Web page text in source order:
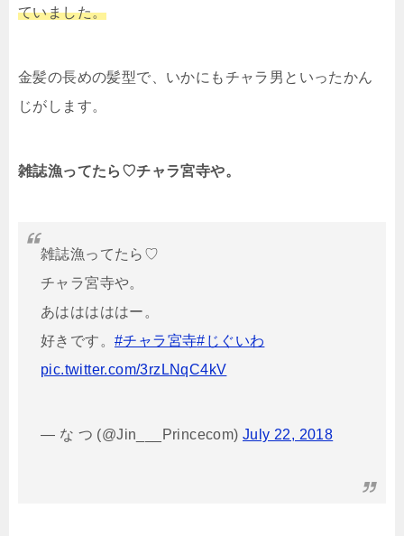
ていました。
金髪の長めの髪型で、いかにもチャラ男といったかん
じがします。
雑誌漁ってたら♡チャラ宮寺や。
雑誌漁ってたら♡
チャラ宮寺や。
あはははははー。
好きです。 #チャラ宮寺#じぐいわ
pic.twitter.com/3rzLNqC4kV
— な つ (@Jin___Princecom)July 22, 2018